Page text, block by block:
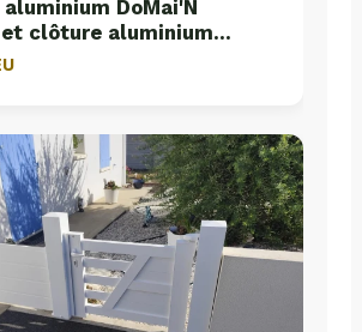
DoMai'N
et clôture aluminium